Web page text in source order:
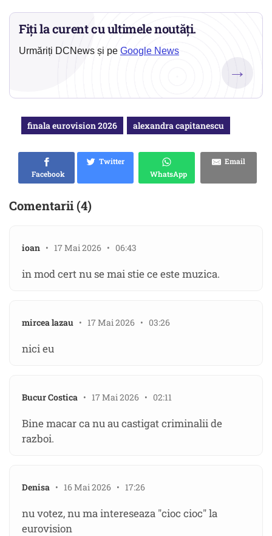
Fiți la curent cu ultimele noutăți.
Urmăriți DCNews și pe Google News
→
finala eurovision 2026 alexandra capitanescu
Facebook
Twitter
WhatsApp
Email
Comentarii (4)
ioan • 17 Mai 2026 • 06:43
in mod cert nu se mai stie ce este muzica.
mircea lazau • 17 Mai 2026 • 03:26
nici eu
Bucur Costica • 17 Mai 2026 • 02:11
Bine macar ca nu au castigat criminalii de
razboi.
Denisa • 16 Mai 2026 • 17:26
nu votez, nu ma intereseaza "cioc cioc" la
eurovision